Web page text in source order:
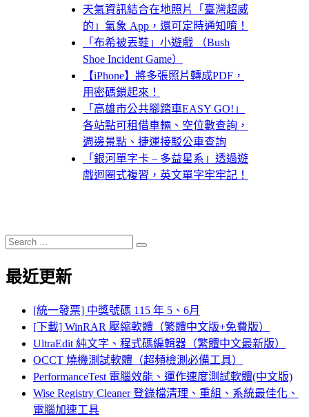
天氣資訊結合在地照片「臺灣超威
的」氣象 App，還可定時通知唷！
「布希被丟鞋」小遊戲 （Bush
Shoe Incident Game）
【iPhone】將多張照片轉成PDF，
用密碼鎖起來！
「高雄市公共腳踏車EASY GO!」
各站點可租借車輛、空位數查詢，
週邊景點、捷運接駁公車查詢
「銀河單字卡 – 多益星系」透過遊
戲迴圈式複習，英文單字牢牢記！
Search
for:
Search
最近更新
[統一發票] 中獎號碼 115 年 5、6月
[下載] WinRAR 壓縮軟體（繁體中文版+免費版）
UltraEdit 純文字、程式碼編輯器（繁體中文最新版）
OCCT 燒機測試軟體（超頻檢測必備工具）
PerformanceTest 電腦效能、運作速度測試軟體(中文版)
Wise Registry Cleaner 登錄檔清理、重組、系統最佳化、
電腦加速工具